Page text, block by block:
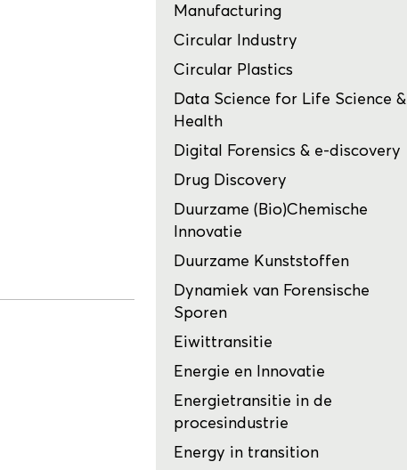
Manufacturing
Circular Industry
Circular Plastics
Data Science for Life Science &
Health
Digital Forensics & e-discovery
Drug Discovery
Duurzame (Bio)Chemische
Innovatie
Duurzame Kunststoffen
Dynamiek van Forensische
Sporen
Eiwittransitie
Energie en Innovatie
Energietransitie in de
procesindustrie
Energy in transition